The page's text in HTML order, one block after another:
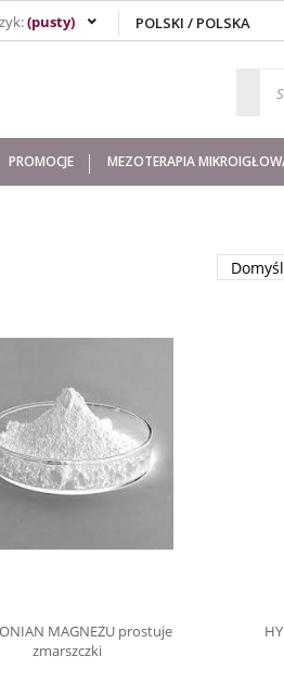
(pusty)
PROMOCJE MEZOTERAPIA
MAGNEZU prostuje
zmarszczki